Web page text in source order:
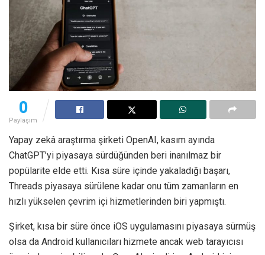
0
Paylaşım
Yapay zekâ araştırma şirketi OpenAI, kasım ayında
ChatGPT’yi piyasaya sürdüğünden beri inanılmaz bir
popülarite elde etti. Kısa süre içinde yakaladığı başarı,
Threads piyasaya sürülene kadar onu tüm zamanların en
hızlı yükselen çevrim içi hizmetlerinden biri yapmıştı.
Şirket, kısa bir süre önce iOS uygulamasını piyasaya sürmüş
olsa da Android kullanıcıları hizmete ancak web tarayıcısı